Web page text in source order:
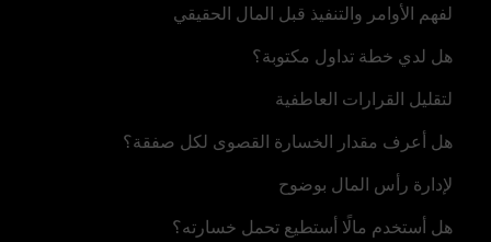
لفهم الأوامر والتنفيذ قبل المال الحقيقي
هل لدي خطة تداول مكتوبة؟
لتقليل القرارات العاطفية
هل أعرف مقدار الخسارة القصوى لكل صفقة؟
لإدارة رأس المال بوضوح
هل أستخدم مالًا أستطيع تحمل خسارته؟